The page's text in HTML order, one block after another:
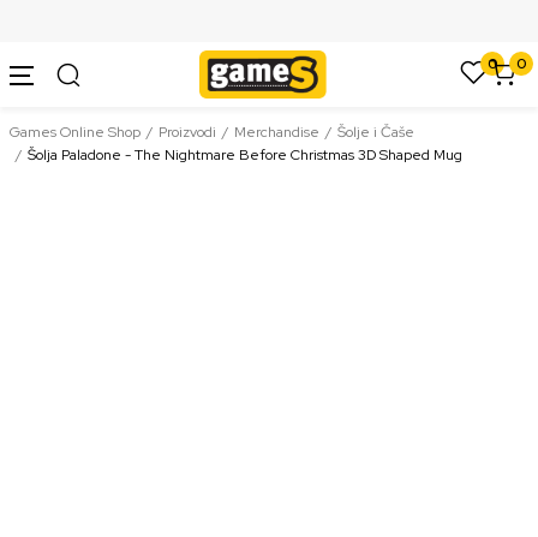
0 0
Games Online Shop Proizvodi Merchandise
Šolje i Čaše
Šolja Paladone - The Nightmare Before Christmas 3D Shaped Mug